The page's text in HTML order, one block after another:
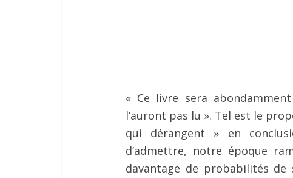
« Ce livre sera
l’auront pas lu ». Tel est le
qui dérangent » en
d’admettre, notre époque
davantage de probabilités de